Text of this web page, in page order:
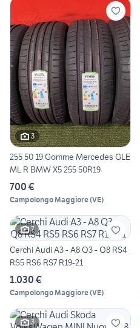
3
255 50 19 Gomme Mercedes GLE
ML R BMW X5 255 50R19
700 €
Campolongo Maggiore(VE)
7
Cerchi Audi A3 - A8 Q3 - Q8 RS4
RS5 RS6 RS7 R19-21
1.030 €
Campolongo Maggiore(VE)
3